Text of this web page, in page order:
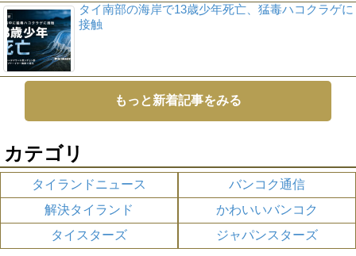
タイ南部の海岸で13歳少年死亡、猛毒ハコクラゲに
接触
もっと新着記事をみる
カテゴリ
タイランドニュース
バンコク通信
解決タイランド
かわいいバンコク
タイスターズ
ジャパンスターズ